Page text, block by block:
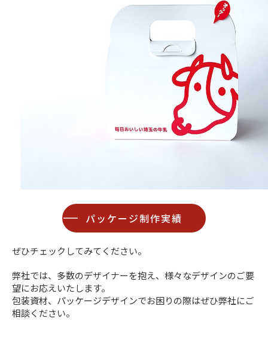
パッケージ制作実績
ぜひチェックしてみてください。
弊社では、多数のデザイナーを抱え、様々なデザインのご要
望にお応えいたします。
包装資材、パッケージデザインでお困りの際はぜひ弊社にご
相談ください。